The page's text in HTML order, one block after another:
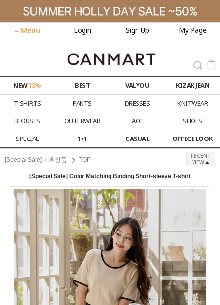
≡ Menu Login Sign Up My Page
NEW15% BEST VALYOU
KIZAK JEAN
T-SHIRTS
PANTS DRESSES
KNITWEAR
BLOUSES
OUTERWEAR ACC
SHOES
SPECIAL
1+1 CASUAL OFFICE LOOK
[Special Sale] 기획상품 TOP
RECENT
VIEW
[Special Sale] Color Matching Binding Short-sleeve T-shirt